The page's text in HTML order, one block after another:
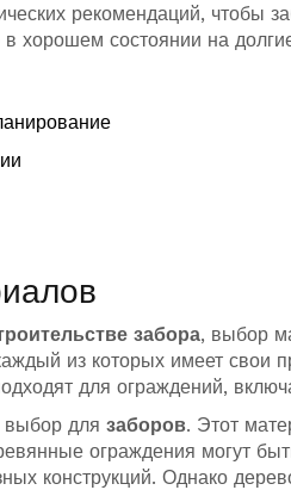
рекомендаций, чтобы
в хорошем состоянии на
забора, выбор
из которых имеет свои
для ограждений,
выбор для заборов. Этот
ограждения могут
конструкций. Однако